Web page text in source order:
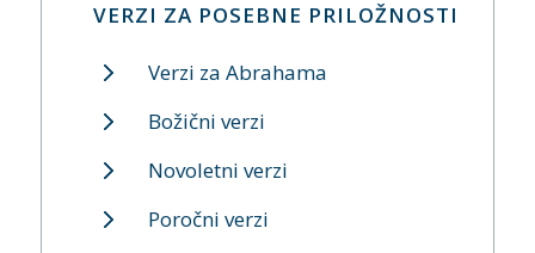
VERZI ZA POSEBNE PRILOŽNOSTI
Verzi za Abrahama
Božični verzi
Novoletni verzi
Poročni verzi